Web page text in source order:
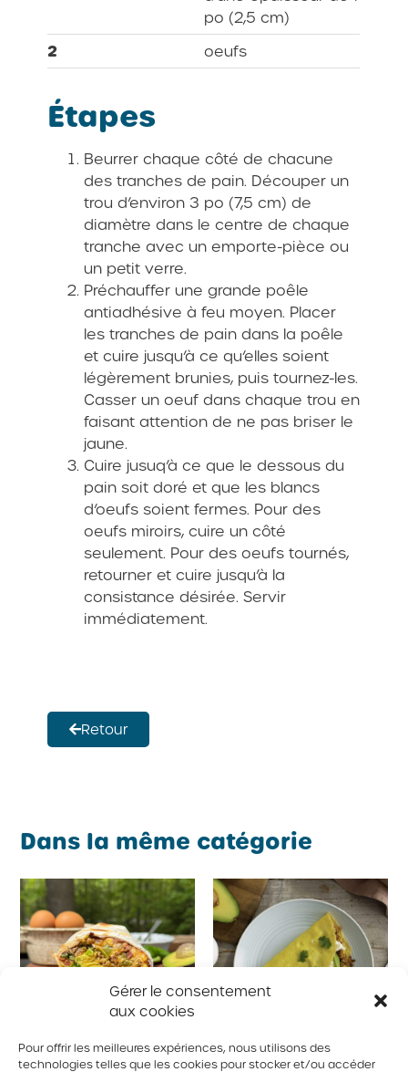
Gérer le consentement
aux cookies
Pour offrir les meilleures expériences, nous utilisons des
technologies telles que les cookies pour stocker et/ou accéder
po (2,5 cm)
2
oeufs
Étapes
Beurrer chaque côté de chacune
des tranches de pain. Découper un
trou d’environ 3 po (7,5 cm) de
diamètre dans le centre de chaque
tranche avec un emporte-pièce ou
un petit verre.
Préchauffer une grande poêle
antiadhésive à feu moyen. Placer
les tranches de pain dans la poêle
et cuire jusqu’à ce qu’elles soient
légèrement brunies, puis tournez-les.
Casser un oeuf dans chaque trou en
faisant attention de ne pas briser le
jaune.
Cuire jusuq’à ce que le dessous du
pain soit doré et que les blancs
d’oeufs soient fermes. Pour des
oeufs miroirs, cuire un côté
seulement. Pour des oeufs tournés,
retourner et cuire jusqu’à la
consistance désirée. Servir
immédiatement.
Retour
Dans la même catégorie